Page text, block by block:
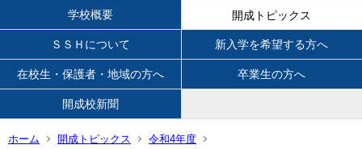
学校概要 開成トピックス
ＳＳＨについて 新入学を希望する方へ
在校生・保護者・地域の方へ 卒業生の方へ
開成校新聞
ホーム 開成トピックス
令和4年度